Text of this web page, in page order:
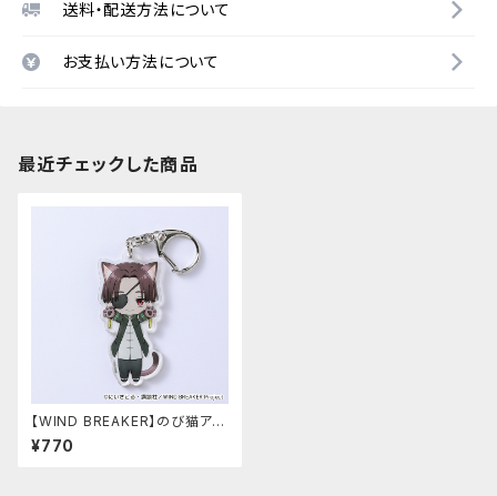
送料・配送方法について
お支払い方法について
最近チェックした商品
【WIND BREAKER】のび猫アク
リルキーホルダー（蘇枋 隼飛）
¥770